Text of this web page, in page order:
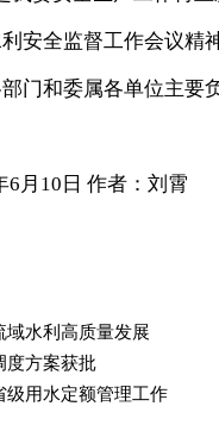
安全监督工作会议精
门和委属各单位主
6月10日 作者：刘霄
域水利高质量发展
度方案获批
级用水定额管理工作